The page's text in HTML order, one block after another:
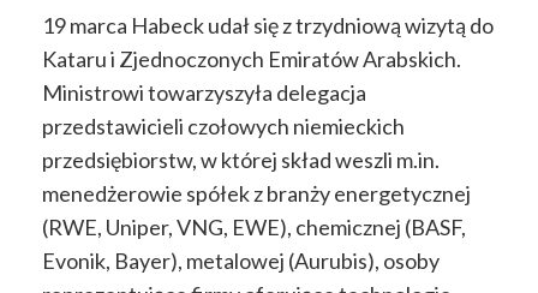
19 marca Habeck udał się z trzydniową wizytą do
Kataru i Zjednoczonych Emiratów Arabskich.
Ministrowi towarzyszyła delegacja
przedstawicieli czołowych niemieckich
przedsiębiorstw, w której skład weszli m.in.
menedżerowie spółek z branży energetycznej
(RWE, Uniper, VNG, EWE), chemicznej (BASF,
Evonik, Bayer), metalowej (Aurubis), osoby